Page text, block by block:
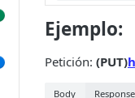
Ejemplo:
Petición: (PUT)
Body Response